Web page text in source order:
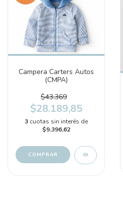
Campera Carters Autos
(CMPA)
$43.369
$28.189,85
3 cuotas sin interés de
$9.396,62
COMPRAR